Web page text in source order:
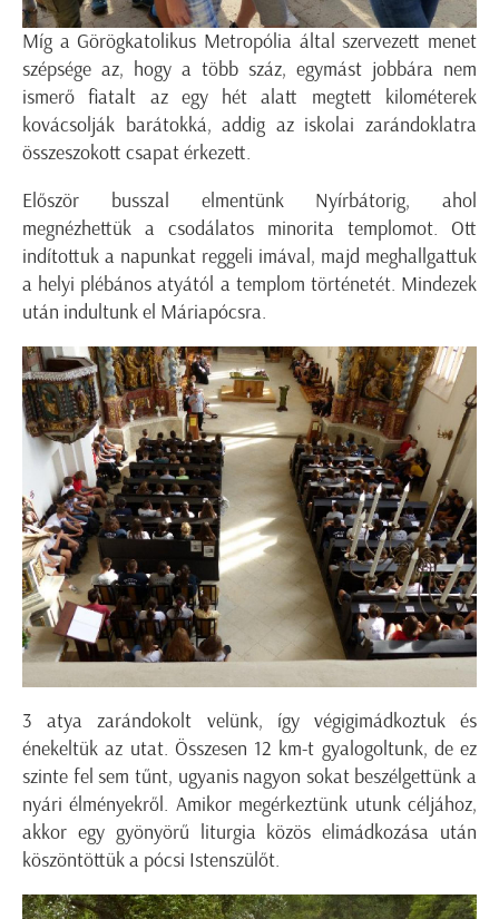
Míg a Görögkatolikus Metropólia által szervezett menet
szépsége az, hogy a több száz, egymást jobbára nem
ismerő fiatalt az egy hét alatt megtett kilométerek
kovácsolják barátokká, addig az iskolai zarándoklatra
összeszokott csapat érkezett.
Először busszal elmentünk Nyírbátorig, ahol
megnézhettük a csodálatos minorita templomot. Ott
indítottuk a napunkat reggeli imával, majd meghallgattuk
a helyi plébános atyától a templom történetét. Mindezek
után indultunk el Máriapócsra.
3 atya zarándokolt velünk, így végigimádkoztuk és
énekeltük az utat. Összesen 12 km-t gyalogoltunk, de ez
szinte fel sem tűnt, ugyanis nagyon sokat beszélgettünk a
nyári élményekről. Amikor megérkeztünk utunk céljához,
akkor egy gyönyörű liturgia közös elimádkozása után
köszöntöttük a pócsi Istenszülőt.